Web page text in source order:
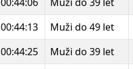
00:44:13 Muži do 49 let
00:44:25 Muži do 39 let